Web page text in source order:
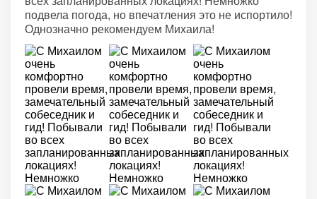
подвела погода, но впечатления это не испортило!
Однозначно рекомендуем Михаила!